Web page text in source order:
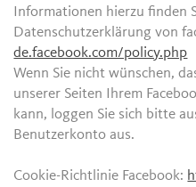
Informationen hierzu finden
Datenschutzerklärung von
de.facebook.com/policy.php
Wenn Sie nicht wünschen,
unserer Seiten Ihrem
kann, loggen Sie sich bitte
Benutzerkonto aus.
Cookie-Richtlinie Facebook: